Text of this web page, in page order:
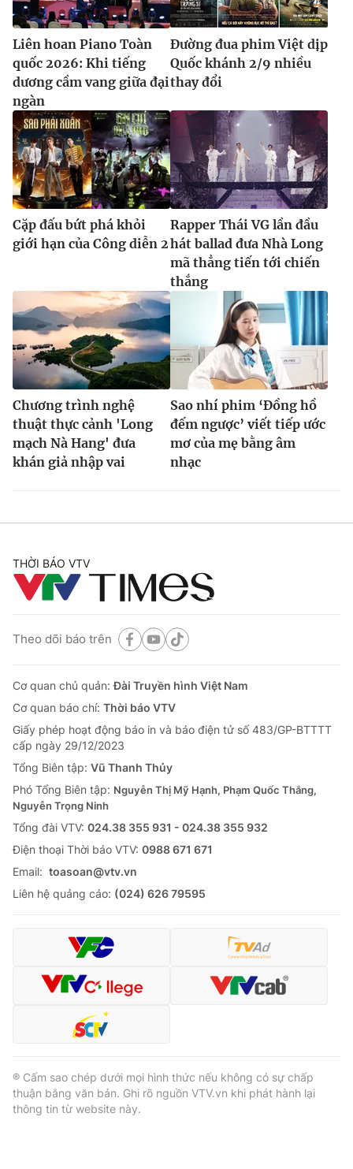
Liên hoan Piano Toàn
quốc 2026: Khi tiếng
dương cầm vang giữa đại
ngàn
Đường đua phim Việt dịp
Quốc khánh 2/9 nhiều
thay đổi
Cặp đấu bứt phá khỏi
giới hạn của Công diễn 2
Rapper Thái VG lần đầu
hát ballad đưa Nhà Long
mã thẳng tiến tới chiến
thắng
Chương trình nghệ
thuật thực cảnh 'Long
mạch Nà Hang' đưa
khán giả nhập vai
Sao nhí phim ‘Đồng hồ
đếm ngược’ viết tiếp ước
mơ của mẹ bằng âm
nhạc
THỜI BÁO VTV
Theo dõi báo trên
Cơ quan chủ quản:Đài Truyền hình Việt Nam
Cơ quan báo chí: Thời báo VTV
Giấy phép hoạt động báo in và báo điện tử số 483/GP-BTTTT
cấp ngày 29/12/2023
Tổng Biên tập: Vũ Thanh Thủy
Phó Tổng Biên tập: Nguyễn Thị Mỹ Hạnh, Phạm Quốc Thắng,
Nguyễn Trọng Ninh
Tổng đài VTV: 024.38 355 931 - 024.38 355 932
Ðiện thoại Thời báo VTV: 0988 671 671
Email: toasoan@vtv.vn
Liên hệ quảng cáo: (024) 626 79595
® Cấm sao chép dưới mọi hình thức nếu không có sự chấp
thuận bằng văn bản. Ghi rõ nguồn VTV.vn khi phát hành lại
thông tin từ website này.